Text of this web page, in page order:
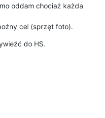
oddam chociaż każda
cel (sprzęt foto).
do HS.